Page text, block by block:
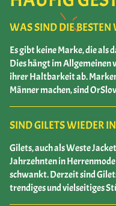
WAS SIND DIE BESTEN
Es gibt keine Marke, die als
Dies hängt im Allgemeinen
ihrer Haltbarkeit ab.
Männer machen, sind
SIND GILETS WIEDER
Gilets, auch als Weste
Jahrzehnten in
schwankt. Derzeit sind
trendiges und vielseitiges